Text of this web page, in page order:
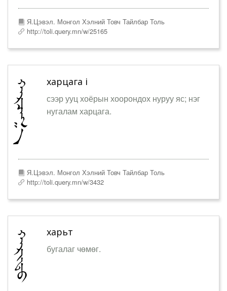
Я.Цэвэл. Монгол Хэлний Товч Тайлбар Толь
http://toli.query.mn/w/25165
харцага i
сээр ууц хоёрын хоорондох нуруу яс; нэг
нугалам харцага.
Я.Цэвэл. Монгол Хэлний Товч Тайлбар Толь
http://toli.query.mn/w/3432
харьт
бугалаг чөмөг.